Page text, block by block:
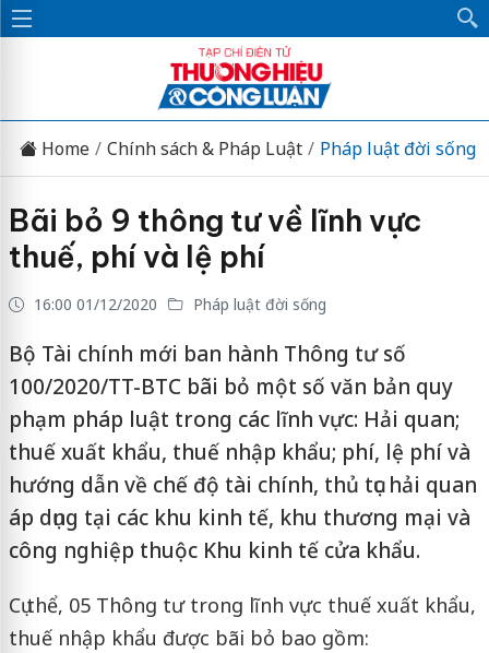
Home Chính sách & Pháp Luật Pháp luật đời sống
Bãi bỏ 9 thông tư về lĩnh vực
thuế, phí và lệ phí
16:00 01/12/2020 Pháp luật đời sống
Bộ Tài chính mới ban hành Thông tư số
100/2020/TT-BTC bãi bỏ một số văn bản quy
phạm pháp luật trong các lĩnh vực: Hải quan;
thuế xuất khẩu, thuế nhập khẩu; phí, lệ phí và
hướng dẫn về chế độ tài chính, thủ tục hải quan
áp dụng tại các khu kinh tế, khu thương mại và
công nghiệp thuộc Khu kinh tế cửa khẩu.
Cụ thể, 05 Thông tư trong lĩnh vực thuế xuất khẩu,
thuế nhập khẩu được bãi bỏ bao gồm: